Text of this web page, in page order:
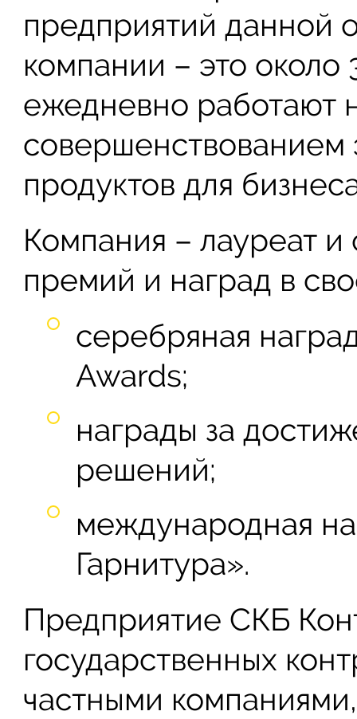
предприятий данной
компании – это около
ежедневно работают
продуктов для
Компания – лауреат
премий и наград в
серебряная
Awards;
награды за
решений;
международная
Гарнитура».
Предприятие СКБ
государственных
частными